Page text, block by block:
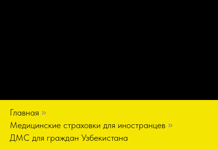
Главная »
Медицинские страховки для иностранцев »
ДМС для граждан Узбекистана